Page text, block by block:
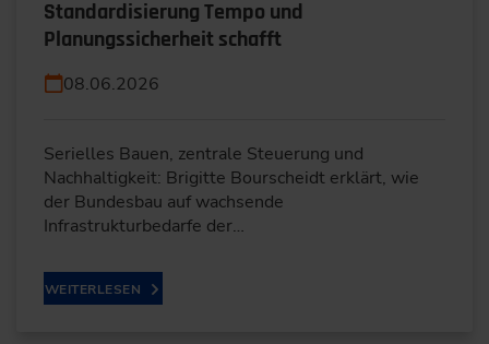
Standardisierung Tempo und
Planungssicherheit schafft
08.06.2026
Serielles Bauen, zentrale Steuerung und
Nachhaltigkeit: Brigitte Bourscheidt erklärt, wie
der Bundesbau auf wachsende
Infrastrukturbedarfe der…
WEITERLESEN